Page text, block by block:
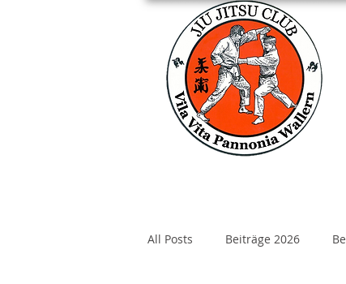
All Posts Beiträge 2026